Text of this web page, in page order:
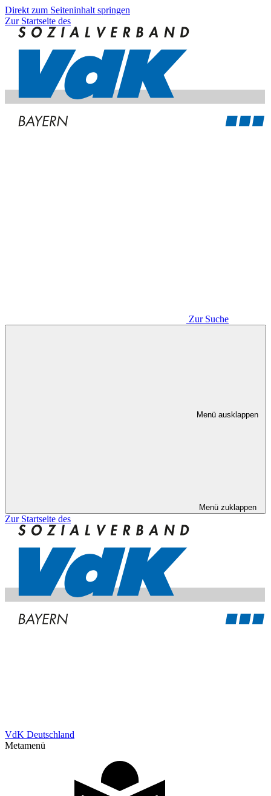
Direkt zum Seiteninhalt springen
Zur Startseite des
Zur Suche
Menü ausklappen
Menü zuklappen
Zur Startseite des
VdK Deutschland
Metamenü